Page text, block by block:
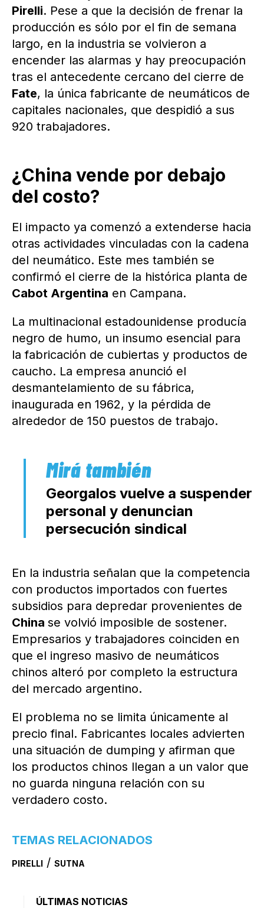
Pirelli. Pese a que la decisión de frenar la
producción es sólo por el fin de semana
largo, en la industria se volvieron a
encender las alarmas y hay preocupación
tras el antecedente cercano del cierre de
Fate, la única fabricante de neumáticos de
capitales nacionales, que despidió a sus
920 trabajadores.
¿China vende por debajo
del costo?
El impacto ya comenzó a extenderse hacia
otras actividades vinculadas con la cadena
del neumático. Este mes también se
confirmó el cierre de la histórica planta de
Cabot Argentina en Campana.
La multinacional estadounidense producía
negro de humo, un insumo esencial para
la fabricación de cubiertas y productos de
caucho. La empresa anunció el
desmantelamiento de su fábrica,
inaugurada en 1962, y la pérdida de
alrededor de 150 puestos de trabajo.
Georgalos vuelve a suspender
personal y denuncian
persecución sindical
En la industria señalan que la competencia
con productos importados con fuertes
subsidios para depredar provenientes de
China se volvió imposible de sostener.
Empresarios y trabajadores coinciden en
que el ingreso masivo de neumáticos
chinos alteró por completo la estructura
del mercado argentino.
El problema no se limita únicamente al
precio final. Fabricantes locales advierten
una situación de dumping y afirman que
los productos chinos llegan a un valor que
no guarda ninguna relación con su
verdadero costo.
TEMAS RELACIONADOS
PIRELLI / SUTNA
ÚLTIMAS NOTICIAS